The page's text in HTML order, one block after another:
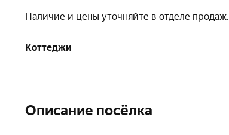
Наличие и цены уточняйте в отделе продаж.
Коттеджи
Описание посёлка